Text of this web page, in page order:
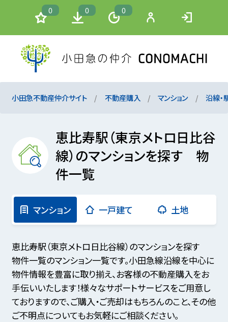
0 0 0
小田急不動産仲介サイト 不動産購入 マンション 沿線・
恵比寿駅（東京メトロ日比谷
線）のマンションを探す 物
件一覧
マンション 一戸建て 土地
恵比寿駅（東京メトロ日比谷線）のマンションを探す
物件一覧のマンション一覧です。小田急線沿線を中心に
物件情報を豊富に取り揃え、お客様の不動産購入をお
手伝いいたします！様々なサポートサービスをご用意し
ておりますので、ご購入・ご売却はもちろんのこと、その他
ご不明点についてもお気軽にご相談ください。